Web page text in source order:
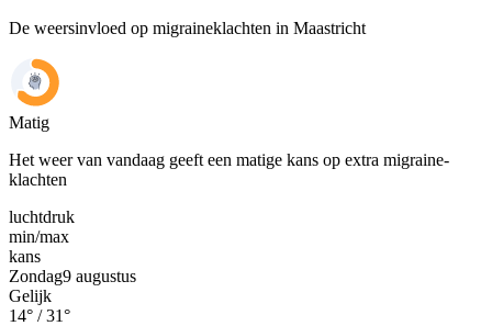
De weersinvloed op migraineklachten in Maastricht
Matig
Het weer van vandaag geeft een matige kans op extra migraine-
klachten
luchtdruk
min/max
kans
Zondag9 augustus
Gelijk
14° /31°